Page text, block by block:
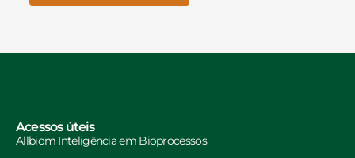
Acessos úteis
Allbiom Inteligência em Bioprocessos